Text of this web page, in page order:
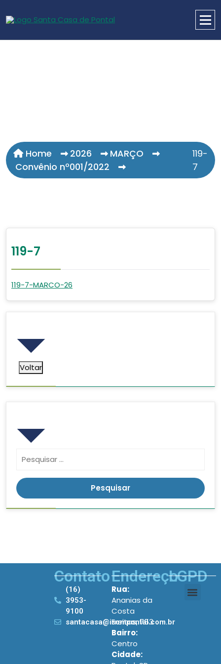
Home 2026
MARÇO
Convênio nº001/2022
119-
7
119-7
119-7-MARCO-26
Voltar
Contato
(16)
3953-
9100
santacasa@iscmpontal.com.br
Endereço
Rua:
Ananias da
Costa
Freitas, 753
Bairro:
Centro
Cidade:
LGPD